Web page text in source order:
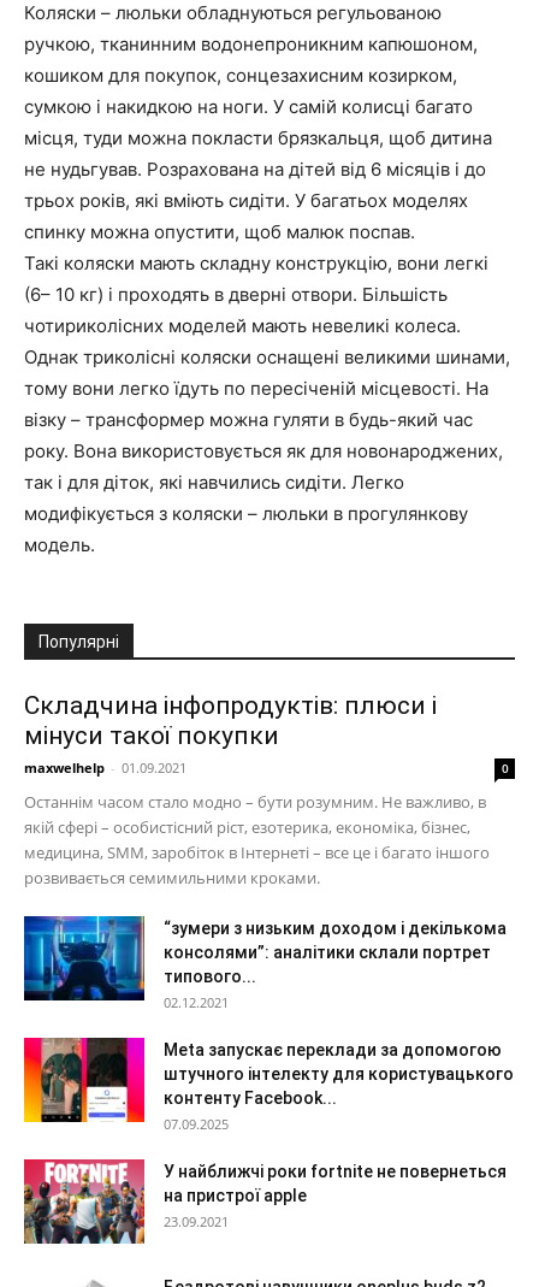
Коляски – люльки обладнуються регульованою
ручкою, тканинним водонепроникним капюшоном,
кошиком для покупок, сонцезахисним козирком,
сумкою і накидкою на ноги. У самій колисці багато
місця, туди можна покласти брязкальця, щоб дитина
не нудьгував. Розрахована на дітей від 6 місяців і до
трьох років, які вміють сидіти. У багатьох моделях
спинку можна опустити, щоб малюк поспав.
Такі коляски мають складну конструкцію, вони легкі
(6– 10 кг) і проходять в дверні отвори. Більшість
чотириколісних моделей мають невеликі колеса.
Однак триколісні коляски оснащені великими шинами,
тому вони легко їдуть по пересіченій місцевості. На
візку – трансформер можна гуляти в будь-який час
року. Вона використовується як для новонароджених,
так і для діток, які навчились сидіти. Легко
модифікується з коляски – люльки в прогулянкову
модель.
Популярні
Складчина інфопродуктів: плюси і
мінуси такої покупки
maxwelhelp - 01.09.2021 0
Останнім часом стало модно – бути розумним. Не важливо, в
якій сфері – особистісний ріст, езотерика, економіка, бізнес,
медицина, SMM, заробіток в Інтернеті – все це і багато іншого
розвивається семимильними кроками.
“зумери з низьким доходом і декількома
консолями”: аналітики склали портрет
типового...
02.12.2021
Meta запускає переклади за допомогою
штучного інтелекту для користувацького
контенту Facebook...
07.09.2025
У найближчі роки fortnite не повернеться
на пристрої apple
23.09.2021